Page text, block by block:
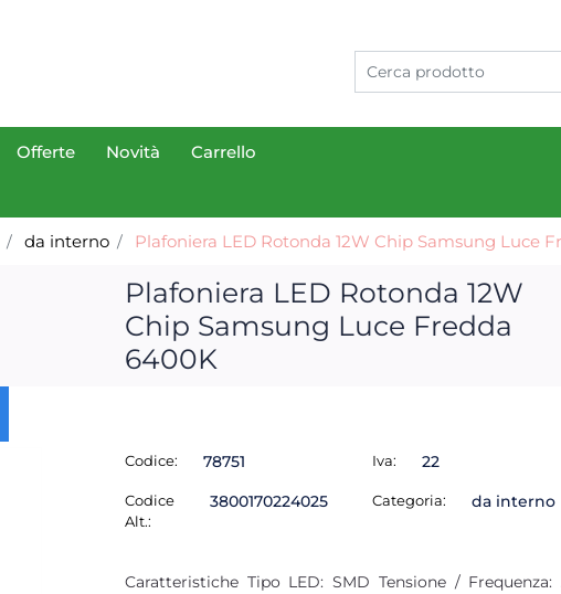
Offerte Novità
Carrello
da interno Plafoniera LED Rotonda 12W Chip Samsung Luce
Plafoniera LED Rotonda 12W
Chip Samsung Luce Fredda
6400K
Codice: 78751
Codice
Alt.:
3800170224025
Iva: 22
Categoria: da interno
Caratteristiche Tipo LED: SMD Tensione / Frequenza: